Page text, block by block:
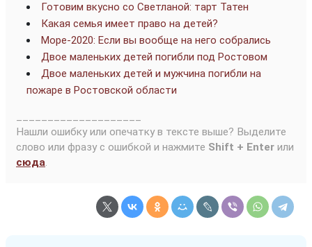
Готовим вкусно со Светланой: тарт Татен
Какая семья имеет право на детей?
Море-2020: Если вы вообще на него собрались
Двое маленьких детей погибли под Ростовом
Двое маленьких детей и мужчина погибли на
пожаре в Ростовской области
Нашли ошибку или опечатку в тексте выше? Выделите
слово или фразу с ошибкой и нажмите Shift + Enter или
сюда.